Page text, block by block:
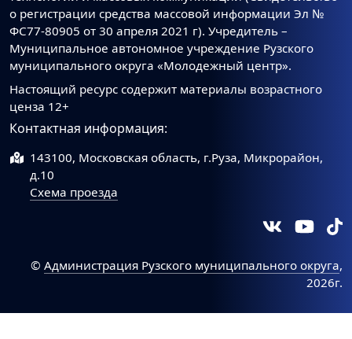
о регистрации средства массовой информации Эл №
ФС77-80905 от 30 апреля 2021 г). Учредитель –
Муниципальное автономное учреждение Рузского
муниципального округа «Молодежный центр».
Настоящий ресурс содержит материалы возрастного
ценза 12+
Контактная информация:
143100, Московская область, г.Руза, Микрорайон,
д.10
Схема проезда
© Администрация Рузского муниципального округа,
2026г.